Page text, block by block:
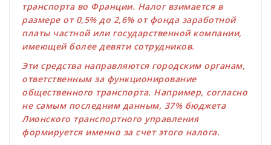
транспорта во Франции. Налог взимается в
размере от 0,5% до 2,6% от фонда заработной
платы частной или государственной компании,
имеющей более девяти сотрудников.
Эти средства направляются городским органам,
ответственным за функционирование
общественного транспорта. Например, согласно
не самым последним данным, 37% бюджета
Лионского транспортного управления
формируется именно за счет этого налога.